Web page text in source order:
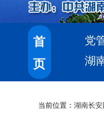
首
页
党
湖
当前位置： 湖南长安